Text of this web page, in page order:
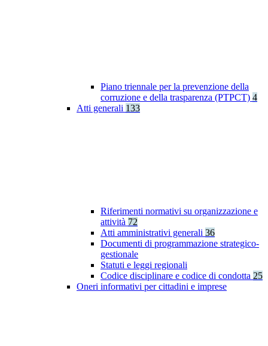
Piano triennale per la prevenzione della
corruzione e della trasparenza (PTPCT) 4
Atti generali 133
Riferimenti normativi su organizzazione e
attività 72
Atti amministrativi generali 36
Documenti di programmazione strategico-
gestionale
Statuti e leggi regionali
Codice disciplinare e codice di condotta 25
Oneri informativi per cittadini e imprese